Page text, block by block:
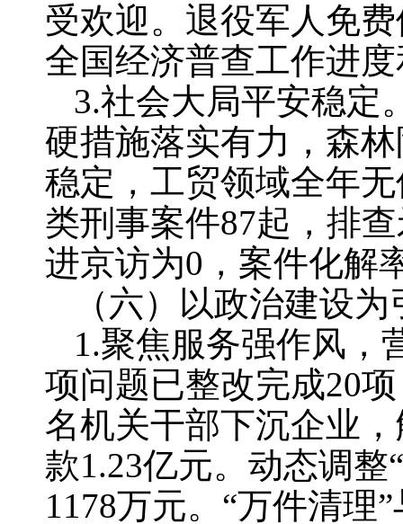
受欢迎。退役军人免
全国经济普查工作进
3.社会大局平安稳定
硬措施落实有力，森
稳定，工贸领域全年
类刑事案件87起，排
进京访为0，案件化解
（六）以政治建设
1.聚焦服务强作风，
项问题已整改完成20
名机关干部下沉企业
款1.23亿元。动态调
1178万元。“万件清理